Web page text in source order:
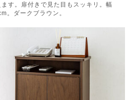
す。扉付きで見た目もスッキリ。幅
。ダークブラウン。